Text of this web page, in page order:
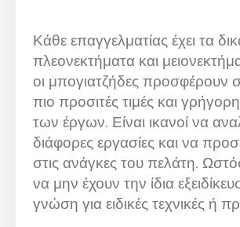
Κάθε επαγγελματίας έχει τα
πλεονεκτήματα και
οι μπογιατζήδες προσφέρουν
πιο προσιτές τιμές και
των έργων. Είναι ικανοί να
διάφορες εργασίες και να
στις ανάγκες του πελάτη.
να μην έχουν την ίδια
γνώση για ειδικές τεχνικές ή